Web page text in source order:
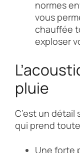
normes
vous
chauffée
exploser
pluie
C’est un détail
qui prend
Une forte